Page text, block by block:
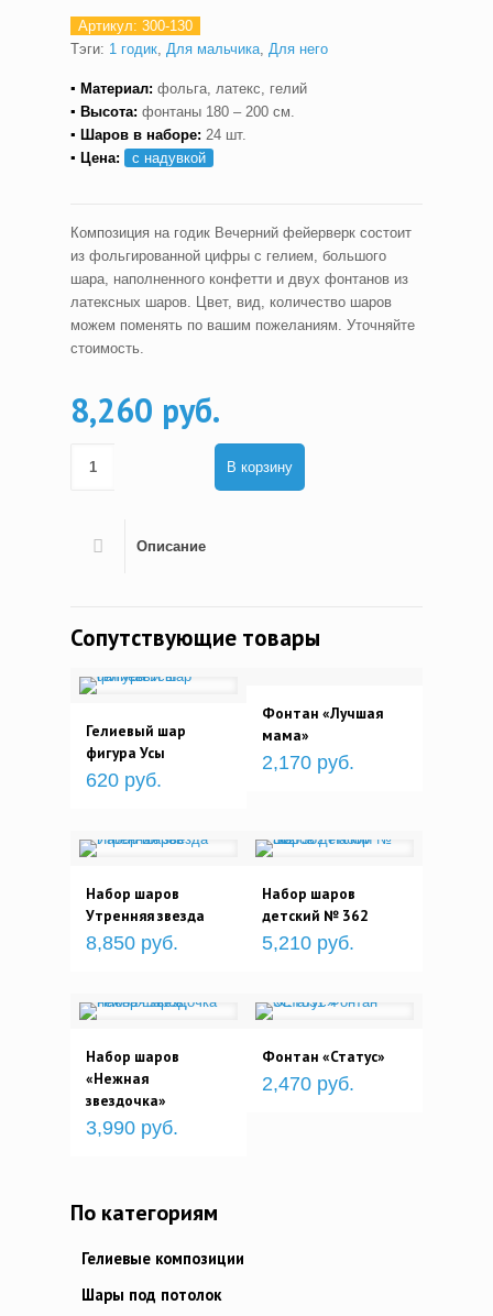
Артикул: 300-130
Тэги: 1 годик, Для мальчика, Для него
▪ Материал: фольга, латекс, гелий
▪ Высота: фонтаны 180 – 200 см.
▪ Шаров в наборе: 24 шт.
▪ Цена:
с надувкой
Композиция на годик Вечерний фейерверк состоит
из фольгированной цифры с гелием, большого
шара, наполненного конфетти и двух фонтанов из
латексных шаров. Цвет, вид, количество шаров
можем поменять по вашим пожеланиям. Уточняйте
стоимость.
8,260 руб.
В корзину
Описание
Сопутствующие товары
Гелиевый шар
фигура Усы
620 руб.
Фонтан «Лучшая
мама»
2,170 руб.
Набор шаров
Утренняя звезда
8,850 руб.
Набор шаров
детский № 362
5,210 руб.
Набор шаров
«Нежная
звездочка»
3,990 руб.
Фонтан «Статус»
2,470 руб.
По категориям
Гелиевые композиции
Шары под потолок